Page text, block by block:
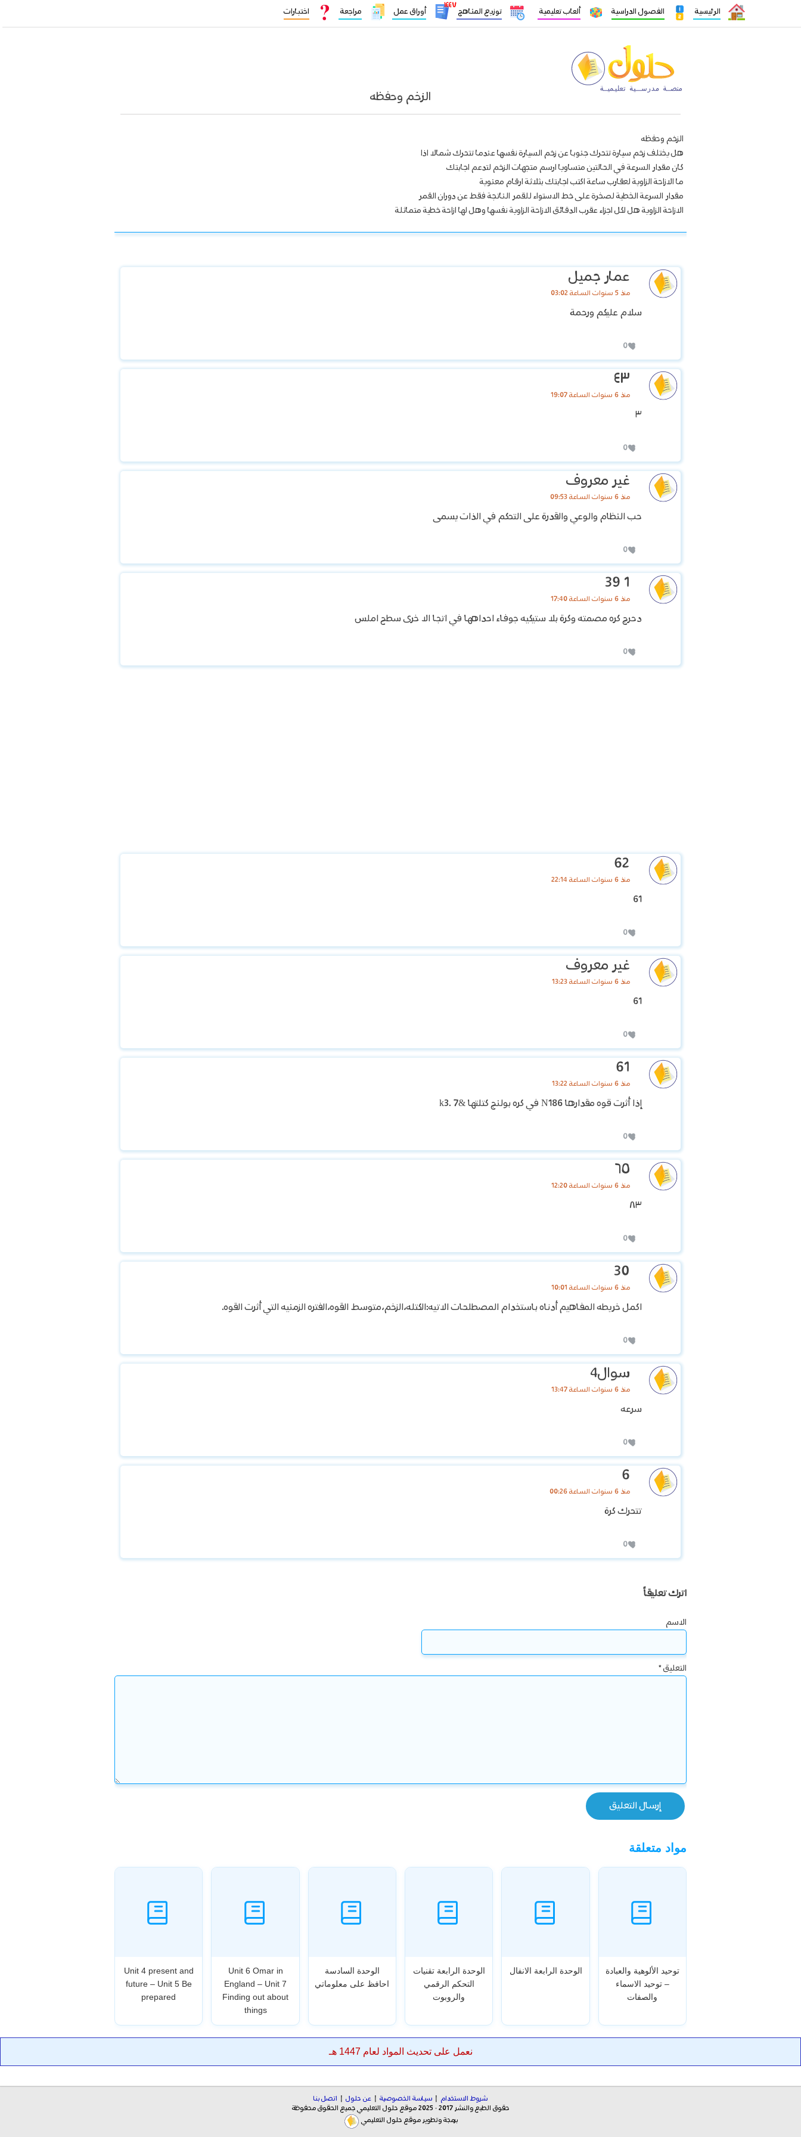
الرئيسية الفصول الدراسية ألعاب تعليمية توزيع المناهج
١٤٤٧
أوراق عمل مراجعة اختبارات
الزخم وحفظه
الزخم وحفظه
هل يختلف زخم سيارة تتحرك جنوبا عن زخم السيارة نفسها عندما تتحرك شمالا اذا
كان مقدار السرعة في الحالتين متساويا ارسم متجهات الزخم لتدعم اجابتك
ما الازاحة الزاوية لعقارب ساعة اكتب اجابتك بثلاثة ارقام معنوية
مقدار السرعة الخطية لصخرة على خط الاستواء للقمر الناتجة فقط عن دوران القمر
الازاحة الزاوية هل لكل اجزاء عقرب الدقائق الازاحة الزاوية نفسها وهل لها ازاحة خطية متماثلة
عمار جميل
منذ 5 سنوات الساعة 03:02
سلام عليكم ورحمة
0
٤٣
منذ 6 سنوات الساعة 19:07
٣
0
غير معروف
منذ 6 سنوات الساعة 09:53
حب النظام والوعي والقدرة على التحكم في الذات يسمى
0
1 39
منذ 6 سنوات الساعة 17:40
دحرج كره مصمته وكرة بلا ستيكيه جوفاء احداهها في اتجا الا خرى سطح املس
0
62
منذ 6 سنوات الساعة 22:14
61
0
غير معروف
منذ 6 سنوات الساعة 13:23
61
0
61
منذ 6 سنوات الساعة 13:22
إذا أثرت قوه مقدارها N186 في كره بولنج كتلتها &k3. 7
0
٦٥
منذ 6 سنوات الساعة 12:20
٨٣
0
30
منذ 6 سنوات الساعة 10:01
اكمل خريطه المفاهيم أدناه باستخدام المصطلحات الاتيه:الكتله،الزخم،متوسط القوه،الفتره الزمنيه التي أثرت القوه.
0
سوال4
منذ 6 سنوات الساعة 13:47
سرعه
0
6
منذ 6 سنوات الساعة 00:26
تتحرك كرة
0
اترك تعليقاً
الاسم
التعليق*
مواد متعلقة
توحيد الألوهية والعبادة
– توحيد الاسماء
والصفات
الوحدة الرابعة الانفال
الوحدة الرابعة تقنيات
التحكم الرقمي
والروبوت
الوحدة السادسة
احافظ على معلوماتي
Unit 6 Omar in
England – Unit 7
Finding out about
things
Unit 4 present and
future – Unit 5 Be
prepared
نعمل على تحديث المواد لعام 1447 هـ
شروط الاستخدام | سياسة الخصوصية | عن حلول |
اتصل بنا
حقوق الطبع والنشر 2017 - 2025 موقع حلول التعليمي جميع الحقوق محفوظة
برمجة وتطوير موقع حلول التعليمي